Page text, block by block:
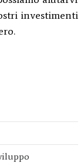
investimenti